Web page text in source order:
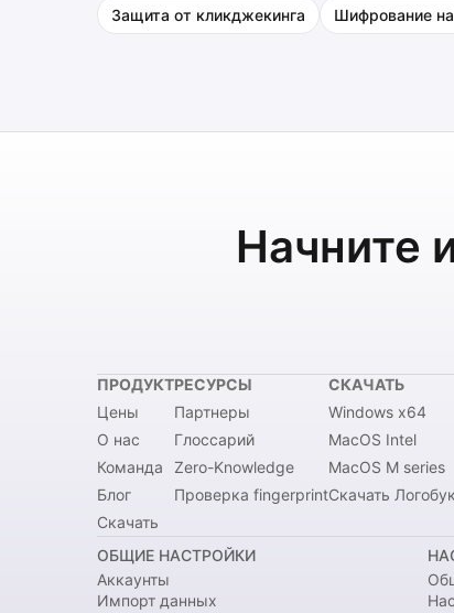
Защита от кликджекинга Шифрование
Начните
ПРОДУКТ
Цены
О нас
Команда
Блог
Скачать
РЕСУРСЫ
Партнеры
Глоссарий
Zero-Knowledge
Проверка fingerprint
СКАЧАТЬ
Windows x64
MacOS Intel
MacOS M series
Скачать Логобук
ОБЩИЕ НАСТРОЙКИ
Аккаунты
Импорт данных